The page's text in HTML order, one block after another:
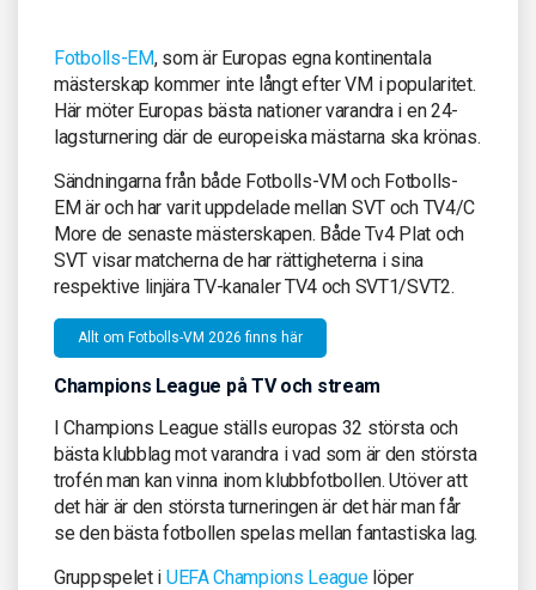
Fotbolls-EM, som är Europas egna kontinentala
mästerskap kommer inte långt efter VM i popularitet.
Här möter Europas bästa nationer varandra i en 24-
lagsturnering där de europeiska mästarna ska krönas.
Sändningarna från både Fotbolls-VM och Fotbolls-
EM är och har varit uppdelade mellan SVT och TV4/C
More de senaste mästerskapen. Både Tv4 Plat och
SVT visar matcherna de har rättigheterna i sina
respektive linjära TV-kanaler TV4 och SVT1/SVT2.
Allt om Fotbolls-VM 2026 finns här
Champions League på TV och stream
I Champions League ställs europas 32 största och
bästa klubblag mot varandra i vad som är den största
trofén man kan vinna inom klubbfotbollen. Utöver att
det här är den största turneringen är det här man får
se den bästa fotbollen spelas mellan fantastiska lag.
Gruppspelet i UEFA Champions Leaguelöper